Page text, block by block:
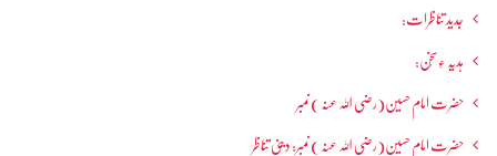
جدید تناظرات:
ہدیہ ءِسُخن:
حضرت امام حسین(رضی اللہ عنہ ) نمبر
حضرت امام حسین(رضی اللہ عنہ ) نمبر: دینی تناظر